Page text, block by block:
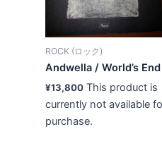
ROCK (ロック)
Andwella / World’s End
¥13,800 This product is
currently not available
purchase.